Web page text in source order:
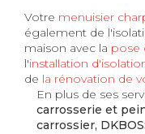
Votre menuisier
également de
maison avec la pose
l'installation
de la rénovation de
En plus de ses
carrosserie et
carrossier,